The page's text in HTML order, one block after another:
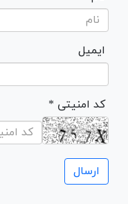
ایمیل
* کد امنیتی